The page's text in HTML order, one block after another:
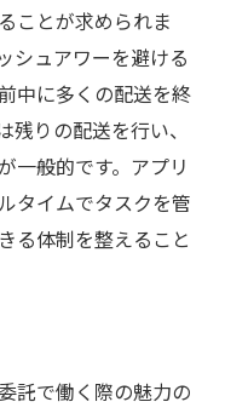
ことが求められま
シュアワーを避ける
中に多くの配送を終
りの配送を行い、
一般的です。アプリ
タイムでタスクを管
る体制を整えること
託で働く際の魅力の